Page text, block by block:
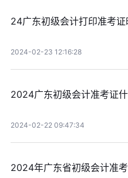
24广东初级会计打印准考证
2024-02-23 12:16:28
2024广东初级会计准考证
2024-02-22 09:47:34
2024年广东省初级会计准